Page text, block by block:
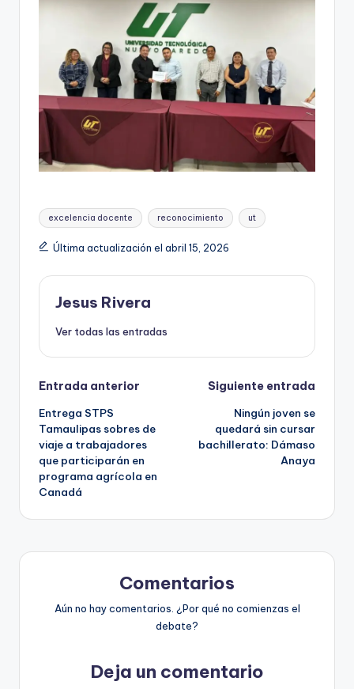
Etiquetas:
excelencia docente reconocimiento ut
Última actualización el abril 15, 2026
Jesus Rivera
Ver todas las entradas
Navegación
de
entradas
Entrada anterior
Entrega STPS
Tamaulipas sobres de
viaje a trabajadores
que participarán en
programa agrícola en
Canadá
Siguiente entrada
Ningún joven se
quedará sin cursar
bachillerato: Dámaso
Anaya
Comentarios
Aún no hay comentarios. ¿Por qué no comienzas el
debate?
Deja un comentario